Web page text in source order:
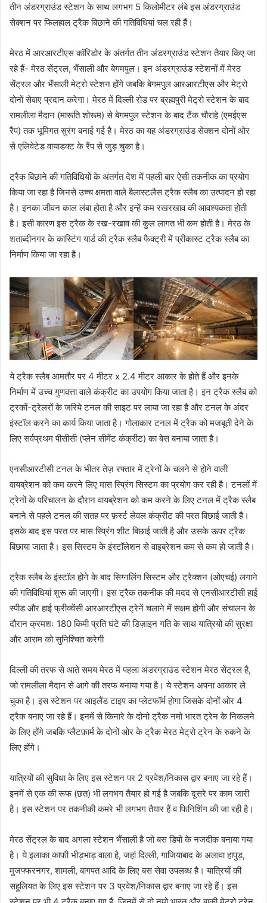
तीन अंडरग्राउंड स्टेशन के साथ लगभग 5 किलोमीटर लंबे इस अंडरग्राउंड
सेक्शन पर फिलहाल ट्रैक बिछाने की गतिविधियां चल रही हैं।
मेरठ में आरआरटीएस कॉरिडोर के अंतर्गत तीन अंडरग्राउंड स्टेशन तैयार किए जा
रहे हैं- मेरठ सेंट्रल, भैंसाली और बेगमपुल। इन अंडरग्राउंड स्टेशनों में मेरठ
सेंट्रल और भैंसाली मेट्रो स्टेशन होंगे जबकि बेगमपुल आरआरटीएस और मेट्रो
दोनों सेवाए प्रदान करेगा। मेरठ में दिल्ली रोड पर ब्रह्मपुरी मेट्रो स्टेशन के बाद
रामलीला मैदान (मारूति शोरूम) से बेगमपुल स्टेशन के बाद टैंक चौराहे (एमईएस
रैंप) तक भूमिगत सुरंग बनाई गई है। मेरठ का यह अंडरग्राउंड सेक्शन दोनों ओर
से एलिवेटेड वायाडक्ट के रैंप से जुड़ चुका है।
ट्रैक बिछाने की गतिविधियों के अंतर्गत देश में पहली बार ऐसी तकनीक का प्रयोग
किया जा रहा है जिनसे उच्च क्षमता वाले बैलास्टलैस ट्रैक स्लैब का उत्पादन हो रहा
है। इनका जीवन काल लंबा होता है और इन्हें कम रखरखाव की आवश्यकता होती
है। इसी कारण इस ट्रैक के रख-रखाव की कुल लागत भी कम होती है। मेरठ के
शताब्दीनगर के कास्टिंग यार्ड की ट्रैक स्लैब फैक्ट्री में प्रीकास्ट ट्रैक स्लैब का
निर्माण किया जा रहा है।
ये ट्रैक स्लैब आमतौर पर 4 मीटर x 2.4 मीटर आकार के होते हैं और इनके
निर्माण में उच्च गुणवत्ता वाले कंक्रीट का उपयोग किया जाता है। इन ट्रैक स्लैब को
ट्रकों-ट्रेलरों के जरिये टनल की साइट पर लाया जा रहा है और टनल के अंदर
इंस्टॉल करने का कार्य किया जाता है। गोलाकार टनल में ट्रैक को मजबूती देने के
लिए सर्वप्रथम पीसीसी (प्लेन सीमेंट कंक्रीट) का बेस बनाया जाता है।
एनसीआरटीसी टनल के भीतर तेज़ रफ्तार में ट्रेनों के चलने से होने वाली
वायब्रेशन को कम करने लिए मास स्प्रिंग सिस्टम का प्रयोग कर रही है। टनलों में
ट्रेनों के परिचालन के दौरान वायब्रेशन को कम करने के लिए टनल में ट्रैक स्लैब
बनाने से पहले टनल की सतह पर फ़र्स्ट लेवल कंक्रीट की परत बिछाई जाती है।
इसके बाद इस परत पर मास स्प्रिंग शीट बिछाई जाती है और उसके ऊपर ट्रैक
बिछाया जाता है। इस सिस्टम के इंस्टॉलेशन से वाइब्रेशन कम से कम हो जाती है।
ट्रैक स्लैब के इंस्टॉल होने के बाद सिग्नलिंग सिस्टम और ट्रैक्शन (ओएचई) लगाने
की गतिविधियां शुरू की जाएगी। इस ट्रैक तकनीक की मदद से एनसीआरटीसी हाई
स्पीड और हाई फ्रीक्वेंसी आरआरटीएस ट्रेनें चलाने में सक्षम होगी और संचालन के
दौरान क्रमशः 180 किमी प्रति घंटे की डिज़ाइन गति के साथ यात्रियों की सुरक्षा
और आराम को सुनिश्चित करेगी
दिल्ली की तरफ से आते समय मेरठ में पहला अंडरग्राउंड स्टेशन मेरठ सेंट्रल है,
जो रामलीला मैदान से आगे की तरफ बनाया गया है। ये स्टेशन अपना आकार ले
चुका है। इस स्टेशन पर आइलैंड टाइप का प्लेटफॉर्म होगा जिसके दोनों ओर 4
ट्रैक बनाए जा रहे हैं। इनमें से किनारे के दोनो ट्रैक नमो भारत ट्रेन के निकलने
के लिए होंगे जबकि प्लैटफ़ार्म के दोनों ओर के ट्रैक मेरठ मेट्रो ट्रेन के रुकने के
लिए होंगे।
यात्रियों की सुविधा के लिए इस स्टेशन पर 2 प्रवेश/निकास द्वार बनाए जा रहे हैं।
इनमें से एक की रूफ (छत) भी लगभग तैयार हो गई है जबकि दूसरे पर काम जारी
है। इस स्टेशन पर तकनीकी कमरे भी लगभग तैयार हैं व फिनिशिंग की जा रही है।
मेरठ सेंट्रल के बाद अगला स्टेशन भैंसाली है जो बस डिपो के नजदीक बनाया गया
है। ये इलाका काफी भीड़भाड़ वाला है, जहां दिल्ली, गाजियाबाद के अलावा हापुड़,
मुजफ्फरनगर, शामली, बागपत आदि के लिए बस सेवा उपलब्ध है। यात्रियों की
सहूलियत के लिए इस स्टेशन पर 3 प्रवेश/निकास द्वार बनाए जा रहे हैं। इस